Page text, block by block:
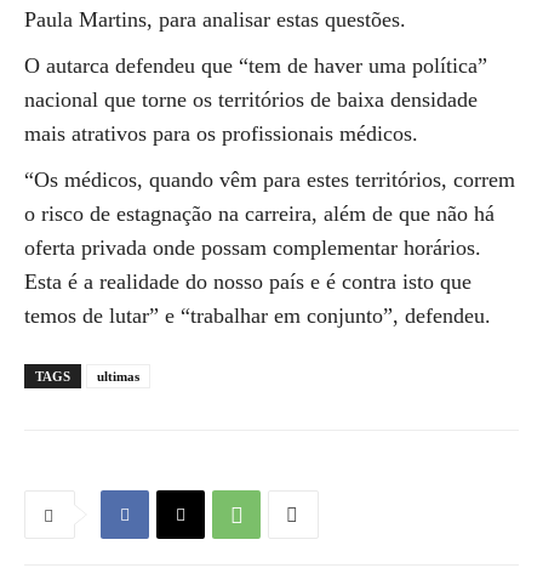
Paula Martins, para analisar estas questões.
O autarca defendeu que “tem de haver uma política”
nacional que torne os territórios de baixa densidade
mais atrativos para os profissionais médicos.
“Os médicos, quando vêm para estes territórios, correm
o risco de estagnação na carreira, além de que não há
oferta privada onde possam complementar horários.
Esta é a realidade do nosso país e é contra isto que
temos de lutar” e “trabalhar em conjunto”, defendeu.
TAGS ultimas